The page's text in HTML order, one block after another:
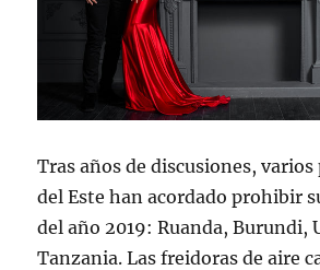
Tras años de discusiones, varios
del Este han acordado prohibir
del año 2019: Ruanda, Burundi,
Tanzania. Las freidoras de aire